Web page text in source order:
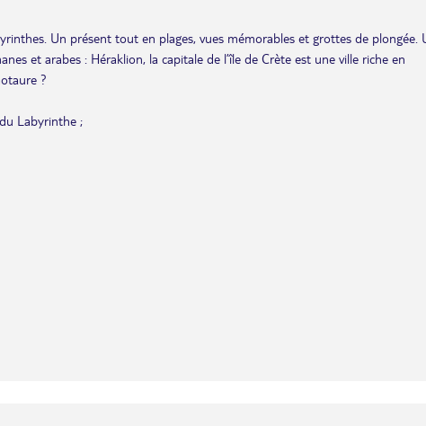
Un présent tout en plages, vues mémorables et grottes de plongée.
et arabes : Héraklion, la capitale de l’île de Crète est une ville riche en
?
Labyrinthe ;